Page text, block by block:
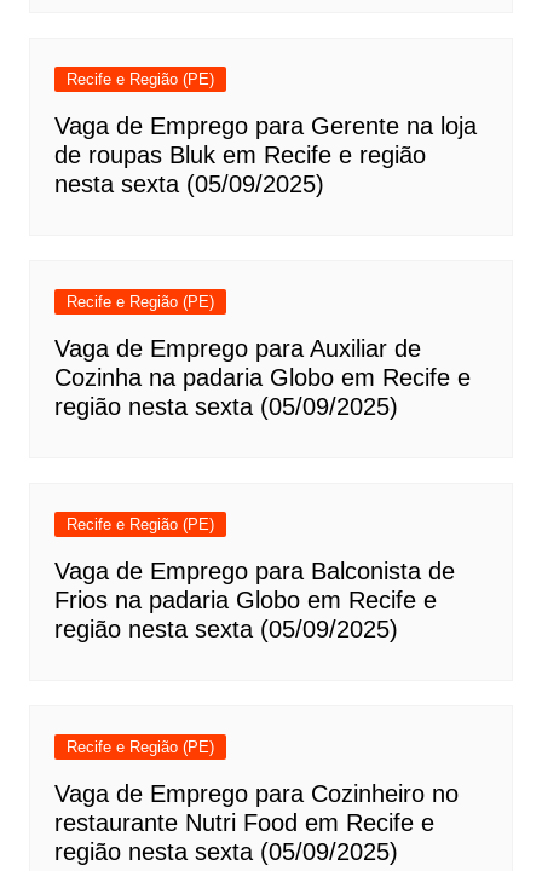
Recife e Região (PE)
Vaga de Emprego para Gerente na loja
de roupas Bluk em Recife e região
nesta sexta (05/09/2025)
Recife e Região (PE)
Vaga de Emprego para Auxiliar de
Cozinha na padaria Globo em Recife e
região nesta sexta (05/09/2025)
Recife e Região (PE)
Vaga de Emprego para Balconista de
Frios na padaria Globo em Recife e
região nesta sexta (05/09/2025)
Recife e Região (PE)
Vaga de Emprego para Cozinheiro no
restaurante Nutri Food em Recife e
região nesta sexta (05/09/2025)